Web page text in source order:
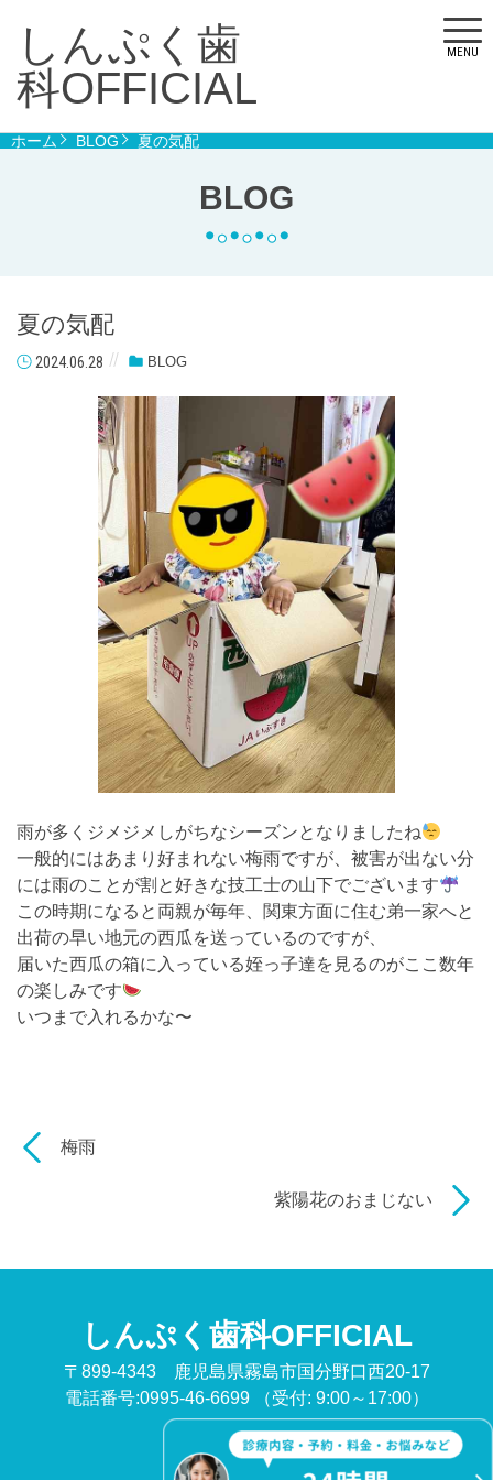
しんぷく歯
科OFFICIAL
MENU
BLOG
ホーム BLOG 夏の気配
夏の気配
2024.06.28 BLOG
雨が多くジメジメしがちなシーズンとなりましたね
一般的にはあまり好まれない梅雨ですが、被害が出ない分
には雨のことが割と好きな技工士の山下でございます
この時期になると両親が毎年、関東方面に住む弟一家へと
出荷の早い地元の西瓜を送っているのですが、
届いた西瓜の箱に入っている姪っ子達を見るのがここ数年
の楽しみです
いつまで入れるかな〜
梅雨
紫陽花のおまじない
しんぷく歯科OFFICIAL
〒899-4343 鹿児島県霧島市国分野口西20-17
電話番号:0995-46-6699
（受付: 9:00～17:00）
©しんぷく歯科